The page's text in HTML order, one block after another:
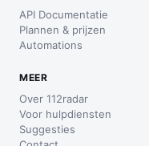
API Documentatie
Plannen & prijzen
Automations
MEER
Over 112radar
Voor hulpdiensten
Suggesties